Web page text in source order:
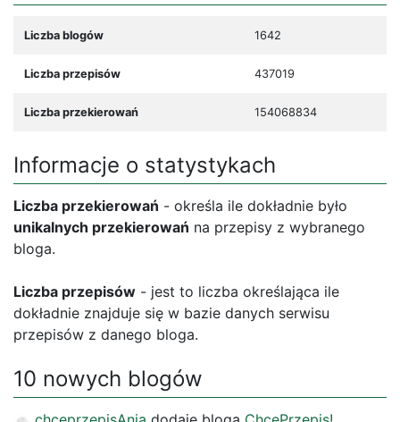
Liczba blogów 1642
Liczba przepisów 437019
Liczba przekierowań 154068834
Informacje o statystykach
Liczba przekierowań - określa ile dokładnie było
unikalnych przekierowań na przepisy z wybranego
bloga.
Liczba przepisów - jest to liczba określająca ile
dokładnie znajduje się w bazie danych serwisu
przepisów z danego bloga.
10 nowych blogów